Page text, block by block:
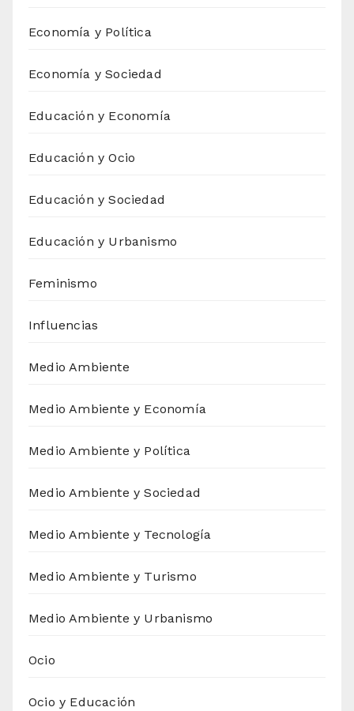
Economía y Política
Economía y Sociedad
Educación y Economía
Educación y Ocio
Educación y Sociedad
Educación y Urbanismo
Feminismo
Influencias
Medio Ambiente
Medio Ambiente y Economía
Medio Ambiente y Política
Medio Ambiente y Sociedad
Medio Ambiente y Tecnología
Medio Ambiente y Turismo
Medio Ambiente y Urbanismo
Ocio
Ocio y Educación